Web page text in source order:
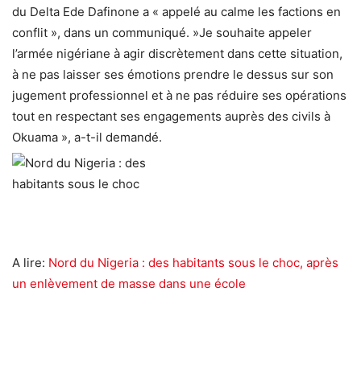
du Delta Ede Dafinone a « appelé au calme les factions en
conflit », dans un communiqué. »Je souhaite appeler
l’armée nigériane à agir discrètement dans cette situation,
à ne pas laisser ses émotions prendre le dessus sur son
jugement professionnel et à ne pas réduire ses opérations
tout en respectant ses engagements auprès des civils à
Okuama », a-t-il demandé.
A lire: Nord du Nigeria : des habitants sous le choc, après
un enlèvement de masse dans une école